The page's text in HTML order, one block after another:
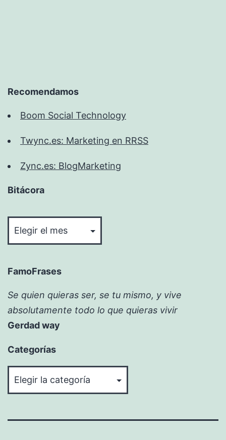
Recomendamos
Boom Social Technology
Twync.es: Marketing en RRSS
Zync.es: BlogMarketing
Bitácora
FamoFrases
Se quien quieras ser, se tu mismo, y vive
absolutamente todo lo que quieras vivir
Gerdad way
Categorías